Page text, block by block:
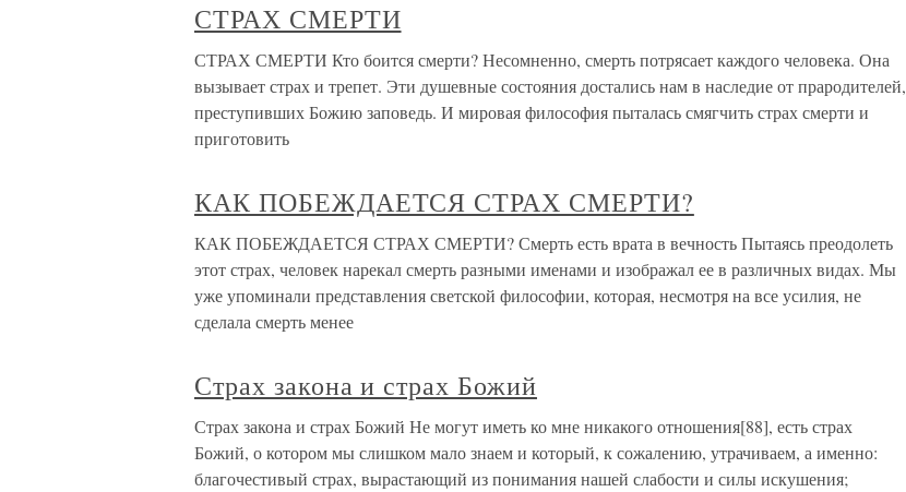
СТРАХ СМЕРТИ
СТРАХ СМЕРТИ Кто боится смерти? Несомненно, смерть потрясает каждого человека. Она
вызывает страх и трепет. Эти душевные состояния достались нам в наследие от прародителей,
преступивших Божию заповедь. И мировая философия пыталась смягчить страх смерти и
приготовить
КАК ПОБЕЖДАЕТСЯ СТРАХ СМЕРТИ?
КАК ПОБЕЖДАЕТСЯ СТРАХ СМЕРТИ? Смерть есть врата в вечность Пытаясь преодолеть
этот страх, человек нарекал смерть разными именами и изображал ее в различных видах. Мы
уже упоминали представления светской философии, которая, несмотря на все усилия, не
сделала смерть менее
Страх закона и страх Божий
Страх закона и страх Божий Не могут иметь ко мне никакого отношения[88], есть страх
Божий, о котором мы слишком мало знаем и который, к сожалению, утрачиваем, а именно:
благочестивый страх, вырастающий из понимания нашей слабости и силы искушения;